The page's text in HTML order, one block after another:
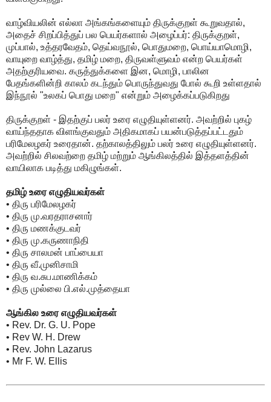
வாழ்வியலின் எல்லா அங்கங்களையும் திருக்குறள் கூறுவதால்,
அதைச் சிறப்பித்துப் பல பெயர்களால் அழைப்பர்: திருக்குறள்,
முப்பால், உத்தரவேதம், தெய்வநூல், பொதுமறை, பொய்யாமொழி,
வாயுறை வாழ்த்து, தமிழ் மறை, திருவள்ளுவம் என்ற பெயர்கள்
அதற்குரியவை. கருத்துக்களை இன, மொழி, பாலின
பேதங்களின்றி காலம் கடந்தும் பொருந்துவது போல் கூறி உள்ளதால்
இந்நூல் "உலகப் பொது மறை" என்றும் அழைக்கப்படுகிறது
திருக்குறள் - இதற்குப் பலர் உரை எழுதியுள்ளனர். அவற்றில் புகழ்
வாய்ந்ததாக விளங்குவதும் அதிகமாகப் பயன்படுத்தப்பட்டதும்
பரிமேலழகர் உரைதான். தற்காலத்திலும் பலர் உரை எழுதியுள்ளனர்.
அவற்றில் சிலவற்றை தமிழ் மற்றும் ஆங்கிலத்தில் இத்தளத்தின்
வாயிலாக படித்து மகிழுங்கள்.
தமிழ் உரை எழுதியவர்கள்
• திரு பரிமேலழகர்
• திரு மு.வரதராசனார்
• திரு மணக்குடவர்
• திரு மு.கருணாநிதி
• திரு சாலமன் பாப்பையா
• திரு வீ.முனிசாமி
• திரு வ.சுப.மாணிக்கம்
• திரு முல்லை பி.எல்.முத்தையா
ஆங்கில உரை எழுதியவர்கள்
• Rev. Dr. G. U. Pope
• Rev W. H. Drew
• Rev. John Lazarus
• Mr F. W. Ellis